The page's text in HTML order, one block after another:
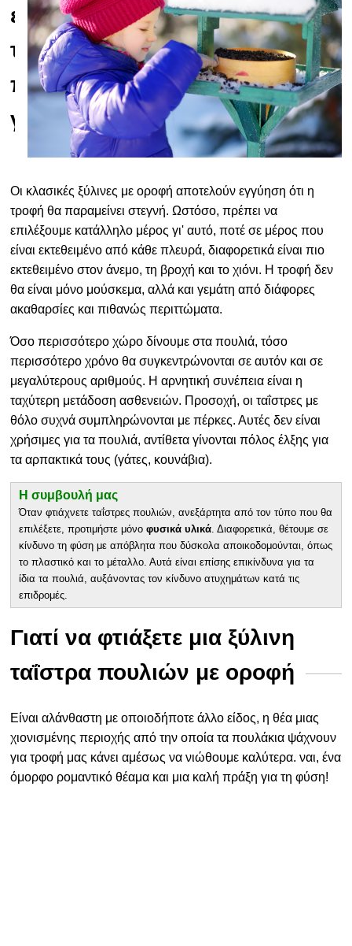
είδη
ταΐστρων
πουλιών
γνωρίζουμε
Οι κλασικές ξύλινες με οροφή αποτελούν εγγύηση ότι η
τροφή θα παραμείνει στεγνή. Ωστόσο, πρέπει να
επιλέξουμε κατάλληλο μέρος γι' αυτό, ποτέ σε μέρος που
είναι εκτεθειμένο από κάθε πλευρά, διαφορετικά είναι πιο
εκτεθειμένο στον άνεμο, τη βροχή και το χιόνι. Η τροφή δεν
θα είναι μόνο μούσκεμα, αλλά και γεμάτη από διάφορες
ακαθαρσίες και πιθανώς περιττώματα.
Όσο περισσότερο χώρο δίνουμε στα πουλιά, τόσο
περισσότερο χρόνο θα συγκεντρώνονται σε αυτόν και σε
μεγαλύτερους αριθμούς. Η αρνητική συνέπεια είναι η
ταχύτερη μετάδοση ασθενειών. Προσοχή, οι ταΐστρες με
θόλο συχνά συμπληρώνονται με πέρκες. Αυτές δεν είναι
χρήσιμες για τα πουλιά, αντίθετα γίνονται πόλος έλξης για
τα αρπακτικά τους (γάτες, κουνάβια).
Η συμβουλή μας
Όταν φτιάχνετε ταΐστρες πουλιών, ανεξάρτητα από τον τύπο που θα
επιλέξετε, προτιμήστε μόνοφυσικά υλικά . Διαφορετικά, θέτουμε σε
κίνδυνο τη φύση με απόβλητα που δύσκολα αποικοδομούνται, όπως
το πλαστικό και το μέταλλο. Αυτά είναι επίσης επικίνδυνα για τα
ίδια τα πουλιά, αυξάνοντας τον κίνδυνο ατυχημάτων κατά τις
επιδρομές.
Γιατί να φτιάξετε μια ξύλινη
ταΐστρα πουλιών με οροφή
Είναι αλάνθαστη με οποιοδήποτε άλλο είδος, η θέα μιας
χιονισμένης περιοχής από την οποία τα πουλάκια ψάχνουν
για τροφή μας κάνει αμέσως να νιώθουμε καλύτερα. ναι, ένα
όμορφο ρομαντικό θέαμα και μια καλή πράξη για τη φύση!